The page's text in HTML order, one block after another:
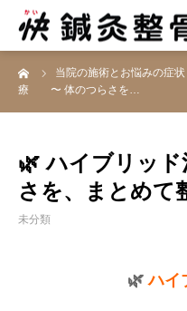
当院の施術とお悩みの症状
療 〜 体のつらさを…
🌿 ハイブリッ
さを、まとめて
未分類
🌿ハイ
当院の施術
患者さんの声